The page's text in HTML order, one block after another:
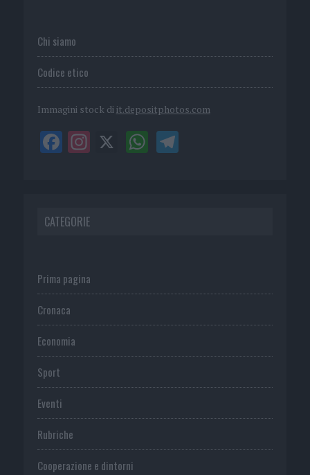
Chi siamo
Codice etico
Immagini stock di it.depositphotos.com
CATEGORIE
Prima pagina
Cronaca
Economia
Sport
Eventi
Rubriche
Cooperazione e dintorni